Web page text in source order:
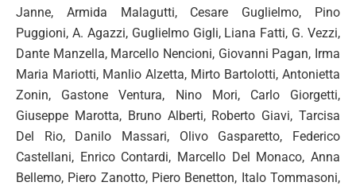
Janne, Armida Malagutti, Cesare Guglielmo, Pino
Puggioni, A. Agazzi, Guglielmo Gigli, Liana Fatti, G. Vezzi,
Dante Manzella, Marcello Nencioni, Giovanni Pagan, Irma
Maria Mariotti, Manlio Alzetta, Mirto Bartolotti, Antonietta
Zonin, Gastone Ventura, Nino Mori, Carlo Giorgetti,
Giuseppe Marotta, Bruno Alberti, Roberto Giavi, Tarcisa
Del Rio, Danilo Massari, Olivo Gasparetto, Federico
Castellani, Enrico Contardi, Marcello Del Monaco, Anna
Bellemo, Piero Zanotto, Piero Benetton, Italo Tommasoni,